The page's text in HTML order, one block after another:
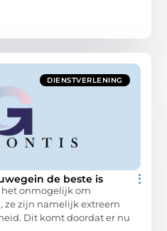
DIENSTVERLENING
de beste is
onmogelijk om
ze zijn namelijk extreem
Dit komt doordat er nu